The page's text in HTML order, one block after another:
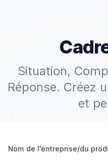
Situation,
Réponse. Créez
et
Nom de l'entreprise/du